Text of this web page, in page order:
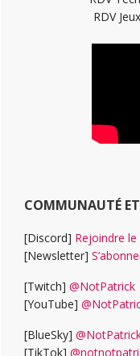
RDV
COMMUNAUTÉ ET
[Discord] Rejoindre
[Newsletter]
[Twitch] @NotPatrick
[YouTube]
[BlueSky]
[TikTok]